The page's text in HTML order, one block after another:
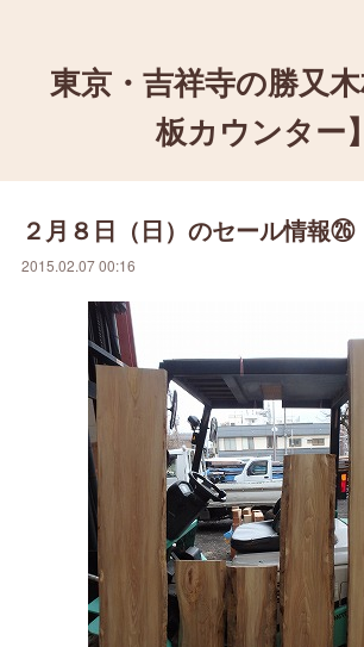
東京・吉祥寺の勝又
板カウンター】
２月８日（日）のセール情報㉖
2015.02.07 00:16